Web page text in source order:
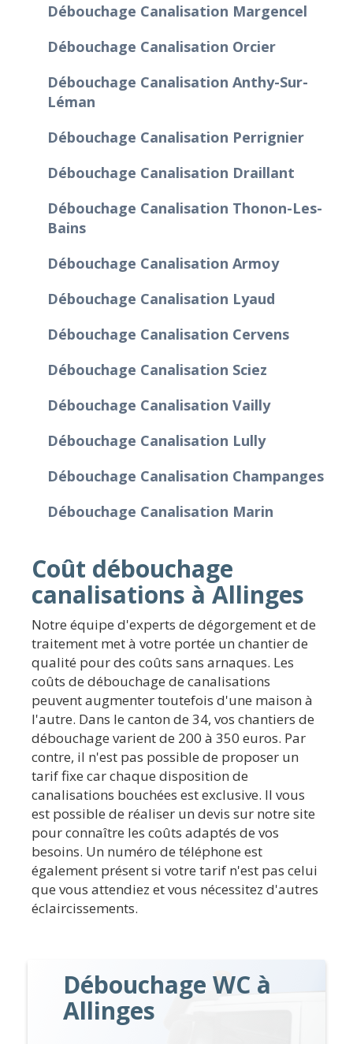
Débouchage Canalisation Margencel
Débouchage Canalisation Orcier
Débouchage Canalisation Anthy-Sur-
Léman
Débouchage Canalisation Perrignier
Débouchage Canalisation Draillant
Débouchage Canalisation Thonon-Les-
Bains
Débouchage Canalisation Armoy
Débouchage Canalisation Lyaud
Débouchage Canalisation Cervens
Débouchage Canalisation Sciez
Débouchage Canalisation Vailly
Débouchage Canalisation Lully
Débouchage Canalisation Champanges
Débouchage Canalisation Marin
Coût débouchage
canalisations à Allinges
Notre équipe d'experts de dégorgement et de
traitement met à votre portée un chantier de
qualité pour des coûts sans arnaques. Les
coûts de débouchage de canalisations
peuvent augmenter toutefois d'une maison à
l'autre. Dans le canton de 34, vos chantiers de
débouchage varient de 200 à 350 euros. Par
contre, il n'est pas possible de proposer un
tarif fixe car chaque disposition de
canalisations bouchées est exclusive. Il vous
est possible de réaliser un devis sur notre site
pour connaître les coûts adaptés de vos
besoins. Un numéro de téléphone est
également présent si votre tarif n'est pas celui
que vous attendiez et vous nécessitez d'autres
éclaircissements.
Débouchage WC à
Allinges